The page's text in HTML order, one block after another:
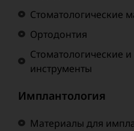
Стоматологические
Ортодонтия
Стоматологические
инструменты
Имплантология
Материалы для